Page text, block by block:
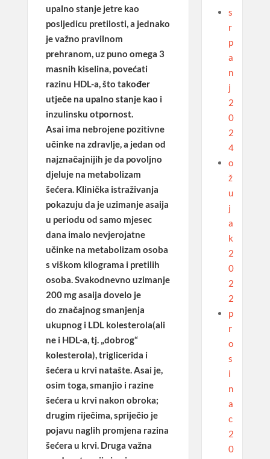
upalno stanje jetre kao
posljedicu pretilosti, a jednako
je važno pravilnom
prehranom, uz puno omega 3
masnih kiselina, povećati
razinu HDL-a, što također
utječe na upalno stanje kao i
inzulinsku otpornost.
Asai ima nebrojene pozitivne
učinke na zdravlje, a jedan od
najznačajnijih je da povoljno
djeluje na metabolizam
šećera. Klinička istraživanja
pokazuju da jeuzimanje asaija
u periodu od samo mjesec
dana imalo nevjerojatne
učinkena metabolizam osoba
s viškom kilograma i pretilih
osoba. Svakodnevno uzimanje
200 mg asaija dovelo je
do značajnog smanjenja
ukupnog i LDL kolesterola(ali
ne i HDL-a, tj. „dobrog“
kolesterola),triglicerida i
šećera u krvi natašte. Asai je,
osim toga, smanjio i razine
šećera u krvi nakon obroka;
drugim riječima, spriječio je
pojavu naglih promjena razina
šećera u krvi. Druga važna
s
r
p
a
n
j
2
0
2
4
o
ž
u
j
a
k
2
0
2
2
p
r
o
s
i
n
a
c
2
0